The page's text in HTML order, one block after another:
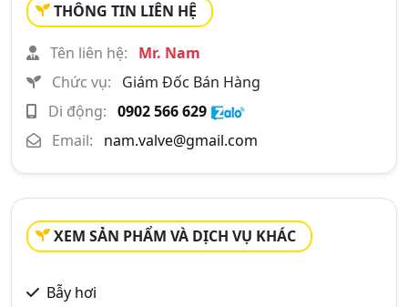
THÔNG TIN LIÊN HỆ
Tên liên hệ:
Mr. Nam
Chức vụ:
Giám Đốc Bán Hàng
Di động: 0902 566 629
Email:
nam.valve@gmail.com
XEM SẢN PHẨM VÀ DỊCH VỤ KHÁC
Bẫy hơi